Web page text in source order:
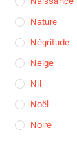
Nature
Négritude
Neige
Nil
Noël
Noire